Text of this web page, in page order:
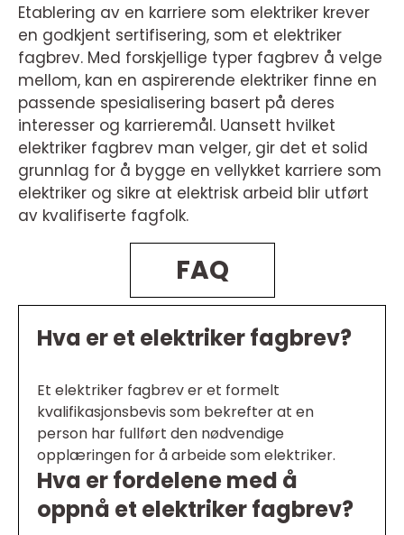
Etablering av en karriere som elektriker krever
en godkjent sertifisering, som et elektriker
fagbrev. Med forskjellige typer fagbrev å velge
mellom, kan en aspirerende elektriker finne en
passende spesialisering basert på deres
interesser og karrieremål. Uansett hvilket
elektriker fagbrev man velger, gir det et solid
grunnlag for å bygge en vellykket karriere som
elektriker og sikre at elektrisk arbeid blir utført
av kvalifiserte fagfolk.
FAQ
Hva er et elektriker fagbrev?
Et elektriker fagbrev er et formelt
kvalifikasjonsbevis som bekrefter at en
person har fullført den nødvendige
opplæringen for å arbeide som elektriker.
Hva er fordelene med å
oppnå et elektriker fagbrev?